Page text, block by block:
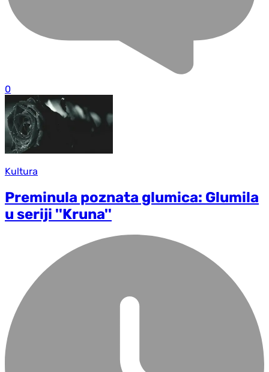
0
Kultura
Preminula poznata glumica: Glumila
u seriji ''Kruna''